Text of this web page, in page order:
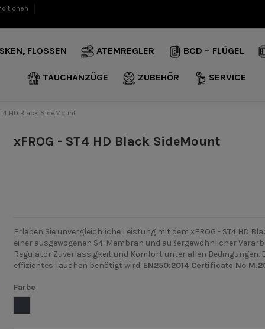
FLOSSEN ATEMREGLER BCD – FLÜGEL
TAUCHANZÜGE ZUBEHÖR SERVICE
HD Black SideMount
xFROG - ST4 HD Black SideMount
Erleben Sie unvergleichliche Leistung mit dem xFROG - ST4 HD
einer ausgewogenen S4-Membran und außergewöhnlicher
Regulator Zuverlässigkeit und Komfort unter allen Bedingungen.
effizientes Tauchen benötigt wird. EN250:2014 Certificate No
Farbe